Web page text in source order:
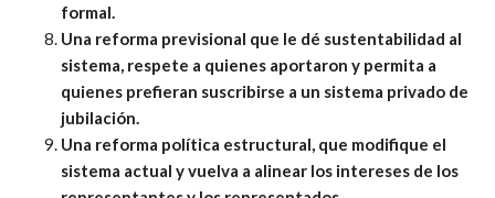
formal.
Una reforma previsional que le dé sustentabilidad al
sistema, respete a quienes aportaron y permita a
quienes prefieran suscribirse a un sistema privado de
jubilación.
Una reforma política estructural, que modifique el
sistema actual y vuelva a alinear los intereses de los